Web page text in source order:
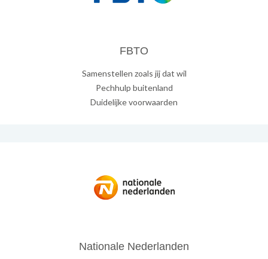
FBTO
Samenstellen zoals jij dat wil
Pechhulp buitenland
Duidelijke voorwaarden
Nationale Nederlanden